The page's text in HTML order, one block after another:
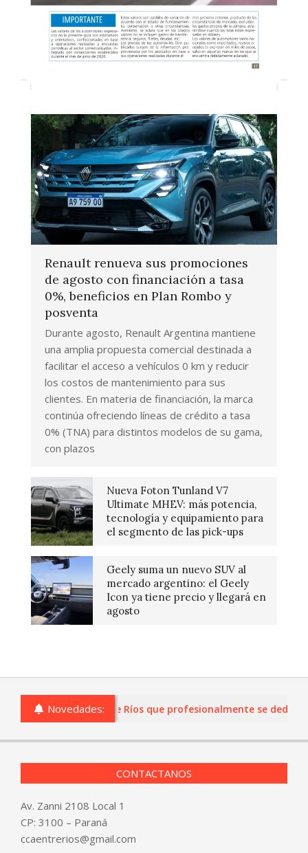
Renault renueva sus promociones
de agosto con financiación a tasa
0%, beneficios en Plan Rombo y
posventa
Durante agosto, Renault Argentina mantiene
una amplia propuesta comercial destinada a
facilitar el acceso a vehículos 0 km y reducir
los costos de mantenimiento para sus
clientes. En materia de financiación, la marca
continúa ofreciendo líneas de crédito a tasa
0% (TNA) para distintos modelos de su gama,
con plazos
Nueva Foton Tunland V7
Ultimate MHEV: más potencia,
tecnología y equipamiento para
el segmento de las pick-ups
Geely suma un nuevo SUV al
mercado argentino: el Geely
Icon ya tiene precio y llegará en
agosto
Novedades:
o comercios de Entre Ríos que profesionalmente se
CONTACTANOS
Av. Zanni 2108 Local 1
CP: 3100 – Paraná
ccaentrerios@gmail.com